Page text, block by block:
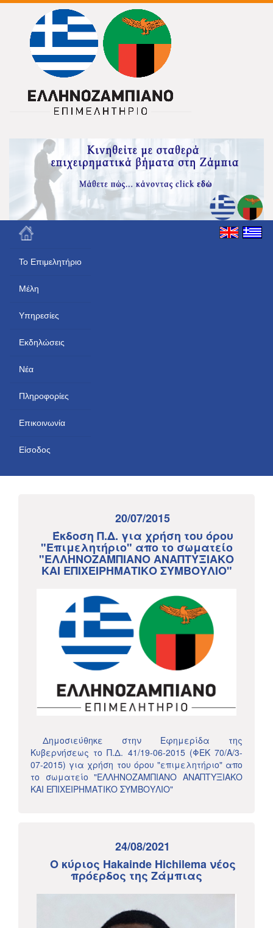
Το Eπιμελητήριο
Μέλη
Υπηρεσίες
Εκδηλώσεις
Νέα
Πληροφορίες
Επικοινωνία
Είσοδος
20/07/2015
Έκδοση Π.Δ. για χρήση του όρου
"Επιμελητήριο" απο το σωματείο
"ΕΛΛΗΝΟΖΑΜΠΙΑΝΟ ΑΝΑΠΤΥΞΙΑΚΟ
ΚΑΙ ΕΠΙΧΕΙΡΗΜΑΤΙΚΟ ΣΥΜΒΟΥΛΙΟ"
Δημοσιεύθηκε στην Εφημερίδα της
Κυβερνήσεως το Π.Δ. 41/19-06-2015 (ΦΕΚ 70/Α/3-
07-2015) για χρήση του όρου "επιμελητήριο" απο
το σωματείο "ΕΛΛΗΝΟΖΑΜΠΙΑΝΟ ΑΝΑΠΤΥΞΙΑΚΟ
ΚΑΙ ΕΠΙΧΕΙΡΗΜΑΤΙΚΟ ΣΥΜΒΟΥΛΙΟ"
24/08/2021
Ο κύριος Hakainde Hichilema νέος
πρόερδος της Ζάμπιας